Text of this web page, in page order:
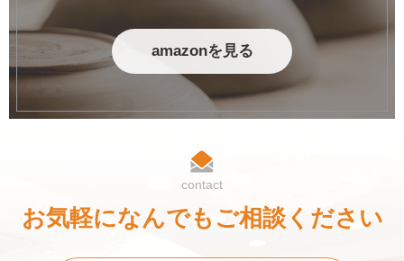
amazonを見る
contact
お気軽になんでもご相談ください